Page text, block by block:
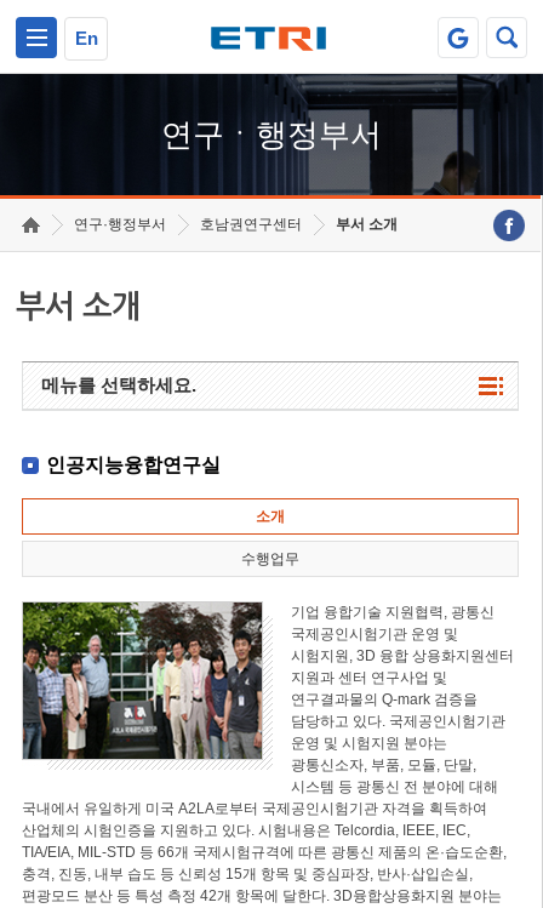
En
연구ㆍ행정부서
연구·행정부서 호남권연구센터 부서 소개
부서 소개
메뉴를 선택하세요.
인공지능융합연구실
소개
수행업무
기업 융합기술 지원협력, 광통신
국제공인시험기관 운영 및
시험지원, 3D 융합 상용화지원센터
지원과 센터 연구사업 및
연구결과물의 Q-mark 검증을
담당하고 있다. 국제공인시험기관
운영 및 시험지원 분야는
광통신소자, 부품, 모듈, 단말,
시스템 등 광통신 전 분야에 대해
국내에서 유일하게 미국 A2LA로부터 국제공인시험기관 자격을 획득하여
산업체의 시험인증을 지원하고 있다. 시험내용은 Telcordia, IEEE, IEC,
TIA/EIA, MIL-STD 등 66개 국제시험규격에 따른 광통신 제품의 온·습도순환,
충격, 진동, 내부 습도 등 신뢰성 15개 항목 및 중심파장, 반사·삽입손실,
편광모드 분산 등 특성 측정 42개 항목에 달한다. 3D융합상용화지원 분야는